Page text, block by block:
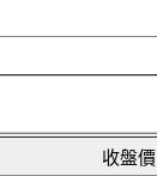
收盤價